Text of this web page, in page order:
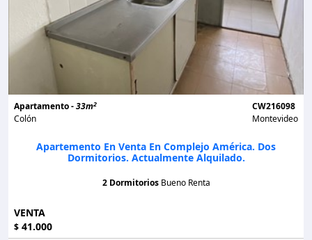
Apartamento -33m2
Colón
CW216098
Montevideo
Apartemento En Venta En Complejo América. Dos
Dormitorios. Actualmente Alquilado.
2 Dormitorios Bueno Renta
VENTA
$ 41.000